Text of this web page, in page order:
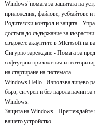
Windows"помага за защитата на
приложения, файлове, уебсайтове и
Родителски контрол и защита -
достъпа до съдържание за
свържете акаунтите в Microsoft на
Сигурно зареждане - Помага за
софтуерни приложения и
на стартиране на системата.
Windows Hello - Използва лицево
бърз, сигурен и без парола начин
Windows.
Защита на Windows - Преглеждайте
вашето устройство.